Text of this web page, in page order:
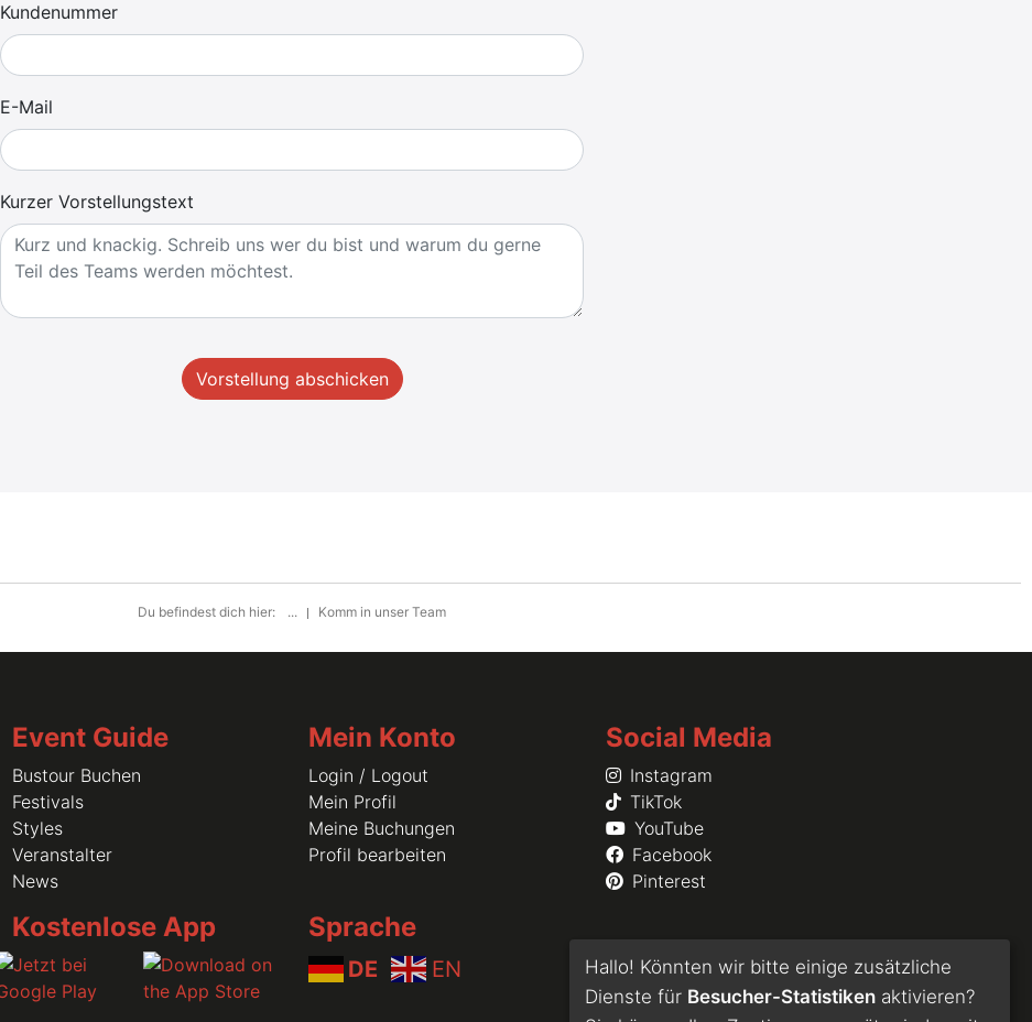
Kundenummer
E-Mail
Kurzer Vorstellungstext
Vorstellung abschicken
Du befindest dich hier: ... Komm in unser Team
Event Guide
Bustour Buchen
Festivals
Styles
Veranstalter
News
Mein Konto
Login / Logout
Mein Profil
Meine Buchungen
Profil bearbeiten
Social Media
Instagram
TikTok
YouTube
Facebook
Pinterest
Kostenlose App Sprache
DE EN
Hallo! Könnten wir bitte einige zusätzliche
Dienste für Besucher-Statistiken aktivieren?